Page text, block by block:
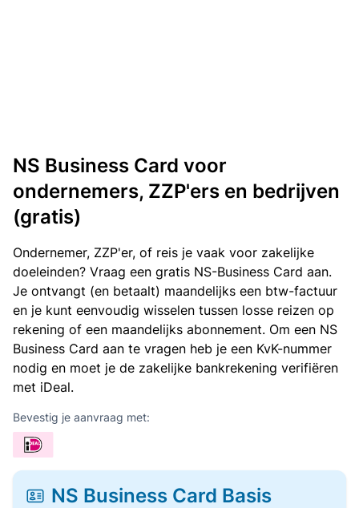
NS Business Card voor
ondernemers, ZZP'ers en bedrijven
(gratis)
Ondernemer, ZZP'er, of reis je vaak voor zakelijke
doeleinden? Vraag een gratis NS-Business Card aan.
Je ontvangt (en betaalt) maandelijks een btw-factuur
en je kunt eenvoudig wisselen tussen losse reizen op
rekening of een maandelijks abonnement. Om een NS
Business Card aan te vragen heb je een KvK-nummer
nodig en moet je de zakelijke bankrekening verifiëren
met iDeal.
Bevestig je aanvraag met:
NS Business Card Basis